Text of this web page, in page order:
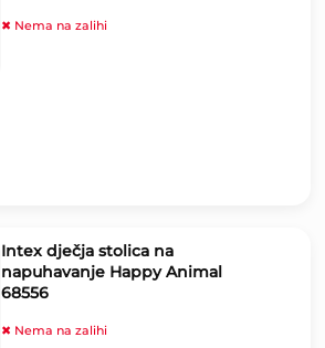
✖ Nema na zalihi
Intex dječja stolica na
napuhavanje Happy Animal
68556
✖ Nema na zalihi